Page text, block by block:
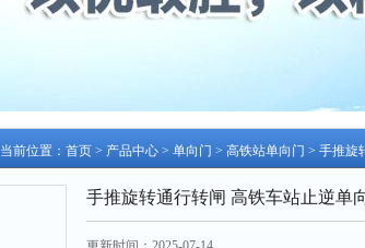
当前位置： 首页 > 产品中心 > 单向门 > 高铁站单向门 > 手推旋
手推旋转通行转闸 高铁车站止逆单